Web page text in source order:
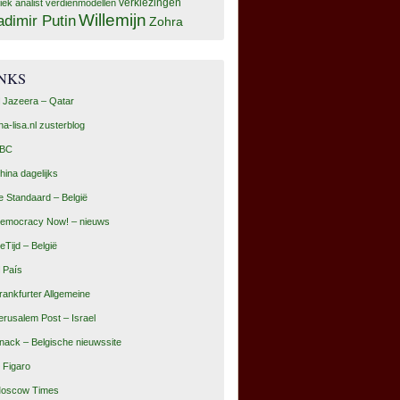
analist verdienmodellen verkiezingen
PutinWillemijn Zohra
Jazeera – Qatar
lisa.nl zusterblog
dagelijks
Standaard – België
Now! – nieuws
– België
País
Allgemeine
Post – Israel
– Belgische nieuwssite
Figaro
Times